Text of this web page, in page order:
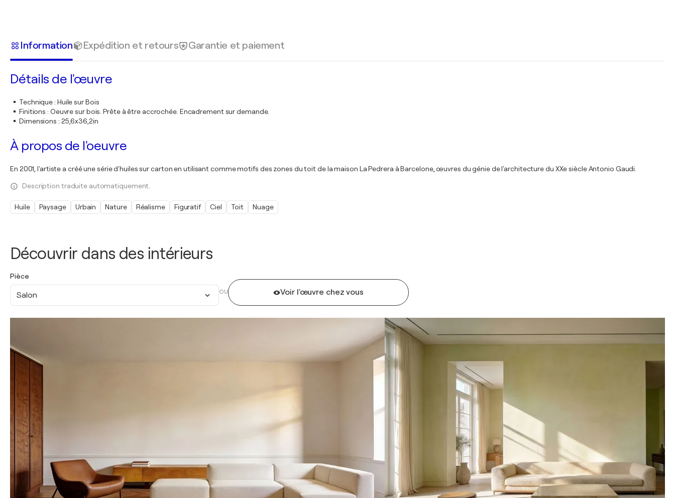
Découvrir dans des intérieurs
Pièce
Salon OU Voir l'œuvre chez vous
Information Expédition et retours Garantie et paiement
Détails de l'œuvre
Technique: Huile sur Bois
Finitions : Oeuvre sur bois. Prête à être accrochée. Encadrement sur demande.
Dimensions : 25,6x36,2in
À propos de l'oeuvre
En 2001, l'artiste a créé une série d'huiles sur carton en utilisant comme motifs des zones du toit de la maison La Pedrera à Barcelone, œuvres du génie de l'architecture du XXe siècle Antonio Gaudi.
Description traduite automatiquement.
Huile Paysage Urbain Nature Réalisme Figuratif Ciel Toit Nuage